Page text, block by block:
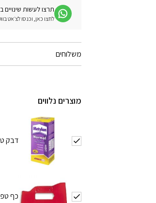
תרצו לעשות שינויים
לחצו כאן, וכנסו לצ׳אט
משלוחים
מוצרים נלווים
דבק
כף